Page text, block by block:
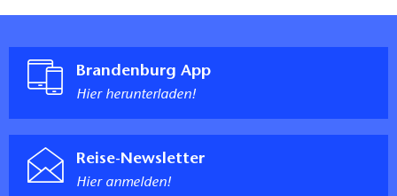
Brandenburg App
Hier herunterladen!
Reise-Newsletter
Hier anmelden!